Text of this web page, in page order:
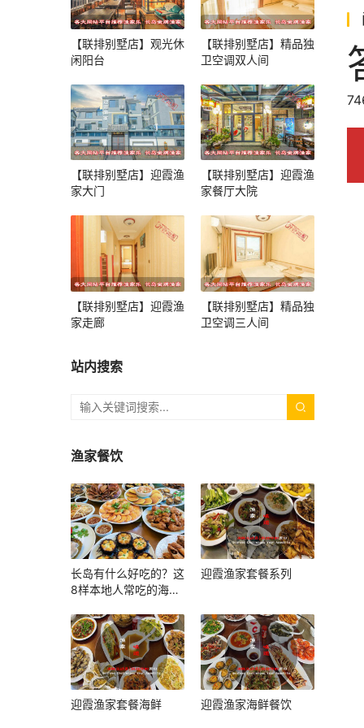
【联排别墅店】观光休
闲阳台
【联排别墅店】精品独
卫空调双人间
【联排别墅店】迎霞渔
家大门
【联排别墅店】迎霞渔
家餐厅大院
【联排别墅店】迎霞渔
家走廊
【联排别墅店】精品独
卫空调三人间
站内搜索
渔家餐饮
长岛有什么好吃的？这
8样本地人常吃的海鲜
对了
迎霞渔家套餐系列
迎霞渔家套餐海鲜 迎霞渔家海鲜餐饮